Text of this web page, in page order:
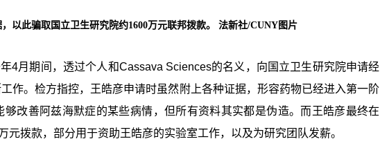
以此骗取国立卫生研究院约1600万元联邦拨款。 法新社/CUNY图片
4月期间，透过个人和Cassava Sciences的名义，向国立卫生研究院申请经
作。检方指控，王皓彦申请时虽然附上各种证据，形容药物已经进入第一阶
改善阿兹海默症的某些病情，但所有资料其实都是伪造。而王皓彦最终在
拨款，部分用于资助王皓彦的实验室工作，以及为研究团队发薪。